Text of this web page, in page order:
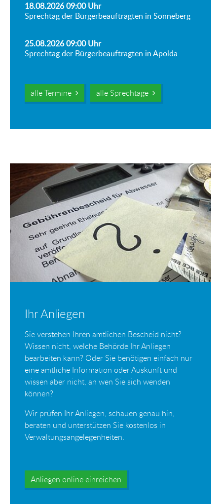
18.08.2026 09:00Uhr
Sprechtag der Bürgerbeauftragten in Sonneberg
25.08.2026 09:00Uhr
Sprechtag der Bürgerbeauftragten in Apolda
alle Termine alle Sprechtage
Ihr Anliegen
Sie verstehen Ihren amtlichen Bescheid nicht?
Wissen nicht, welche Behörde Ihr Anliegen
bearbeiten kann? Oder Sie benötigen einfach nur
eine amtliche Information oder Auskunft und
wissen aber nicht, an wen Sie sich wenden
können?
Wir prüfen Ihr Anliegen, schauen genau hin,
beraten und unterstützen Sie kostenlos in
Verwaltungsangelegenheiten.
Anliegen online einreichen